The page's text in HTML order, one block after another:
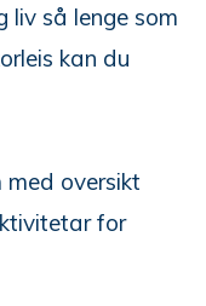
liv så lenge som
kan du
med oversikt
for